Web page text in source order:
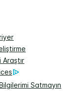
Satmayın